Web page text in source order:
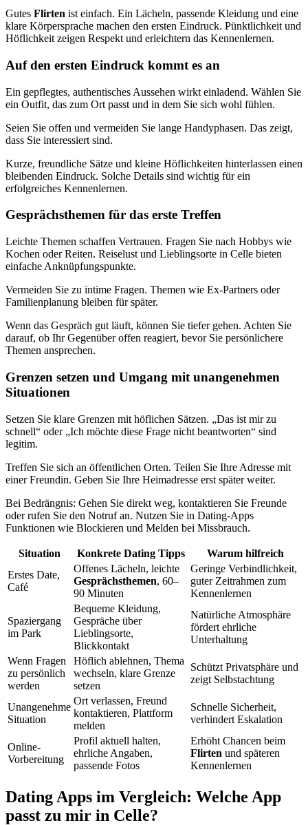
Gutes Flirten ist einfach. Ein Lächeln, passende Kleidung und eine
klare Körpersprache machen den ersten Eindruck. Pünktlichkeit und
Höflichkeit zeigen Respekt und erleichtern das Kennenlernen.
Auf den ersten Eindruck kommt es an
Ein gepflegtes, authentisches Aussehen wirkt einladend. Wählen Sie
ein Outfit, das zum Ort passt und in dem Sie sich wohl fühlen.
Seien Sie offen und vermeiden Sie lange Handyphasen. Das zeigt,
dass Sie interessiert sind.
Kurze, freundliche Sätze und kleine Höflichkeiten hinterlassen einen
bleibenden Eindruck. Solche Details sind wichtig für ein
erfolgreiches Kennenlernen.
Gesprächs­themen für das erste Treffen
Leichte Themen schaffen Vertrauen. Fragen Sie nach Hobbys wie
Kochen oder Reiten. Reiselust und Lieblingsorte in Celle bieten
einfache Anknüpfungspunkte.
Vermeiden Sie zu intime Fragen. Themen wie Ex-Partners oder
Familienplanung bleiben für später.
Wenn das Gespräch gut läuft, können Sie tiefer gehen. Achten Sie
darauf, ob Ihr Gegenüber offen reagiert, bevor Sie persönlichere
Themen ansprechen.
Grenzen setzen und Umgang mit unangenehmen
Situationen
Setzen Sie klare Grenzen mit höflichen Sätzen. „Das ist mir zu
schnell“ oder „Ich möchte diese Frage nicht beantworten“ sind
legitim.
Treffen Sie sich an öffentlichen Orten. Teilen Sie Ihre Adresse mit
einer Freundin. Geben Sie Ihre Heimadresse erst später weiter.
Bei Bedrängnis: Gehen Sie direkt weg, kontaktieren Sie Freunde
oder rufen Sie den Notruf an. Nutzen Sie in Dating-Apps
Funktionen wie Blockieren und Melden bei Missbrauch.
Situation Konkrete Dating Tipps
Warum hilfreich
Erstes Date,
Café
Offenes Lächeln, leichte
Gesprächs­themen, 60–
90 Minuten
Geringe Verbindlichkeit,
guter Zeitrahmen zum
Kennenlernen
Spaziergang
im Park
Bequeme Kleidung,
Gespräche über
Lieblingsorte,
Blickkontakt
Natürliche Atmosphäre
fördert ehrliche
Unterhaltung
Wenn Fragen
zu persönlich
werden
Höflich ablehnen, Thema
wechseln, klare Grenze
setzen
Schützt Privatsphäre und
zeigt Selbstachtung
Unangenehme
Situation
Ort verlassen, Freund
kontaktieren, Plattform
melden
Schnelle Sicherheit,
verhindert Eskalation
Online-
Vorbereitung
Profil aktuell halten,
ehrliche Angaben,
passende Fotos
Erhöht Chancen beim
Flirten und späteren
Kennenlernen
Dating Apps im Vergleich: Welche App
passt zu mir in Celle?